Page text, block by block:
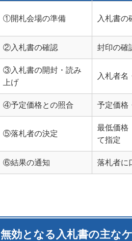
①開札会場の準備 入札書の
②入札書の確認 封印の確
③入札書の開封・読み
上げ
入札者名
④予定価格との照合 予定価格
⑤落札者の決定
最低価格
て指定
⑥結果の通知 落札者に
無効となる入札書の主な